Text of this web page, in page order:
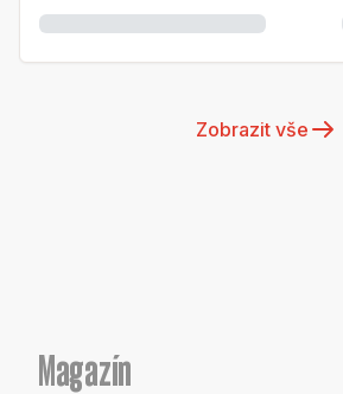
Zobrazit vše
Magazín